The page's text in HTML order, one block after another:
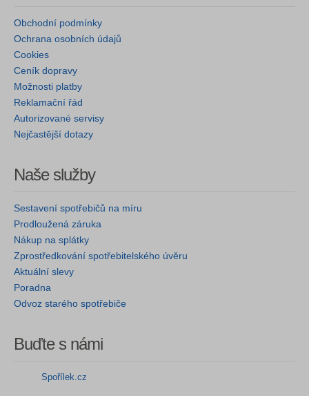
Obchodní podmínky
Ochrana osobních údajů
Cookies
Ceník dopravy
Možnosti platby
Reklamační řád
Autorizované servisy
Nejčastější dotazy
Naše služby
Sestavení spotřebičů na míru
Prodloužená záruka
Nákup na splátky
Zprostředkování spotřebitelského úvěru
Aktuální slevy
Poradna
Odvoz starého spotřebiče
Buďte s námi
Spořílek.cz